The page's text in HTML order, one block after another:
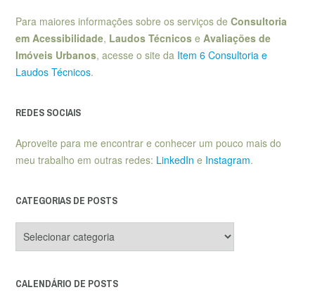
Para maiores informações sobre os serviços de Consultoria
em Acessibilidade, Laudos Técnicos e Avaliações de
Imóveis Urbanos, acesse o site da Item 6 Consultoria e
Laudos Técnicos.
REDES SOCIAIS
Aproveite para me encontrar e conhecer um pouco mais do
meu trabalho em outras redes: LinkedIn e Instagram.
CATEGORIAS DE POSTS
de
CALENDÁRIO DE POSTS